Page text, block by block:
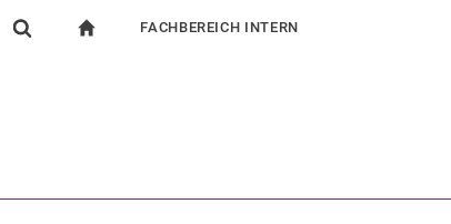
FACHBEREICH INTERN